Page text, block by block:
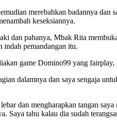
merebahkan badannya
keseksiannya.
dan pahanya, Mbak Rita
indah pemandangan itu.
game Domino99 yang
dalamnya dan saya sengaja
dan mengharapkan tangan
Saya tahu kalau dia sudah